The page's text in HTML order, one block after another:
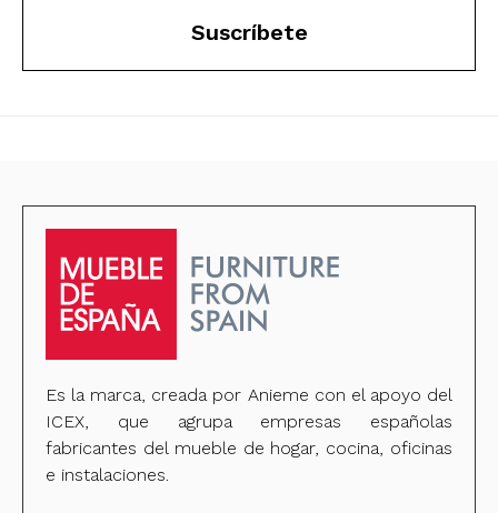
Suscríbete
Es la marca, creada por Anieme con el apoyo del
ICEX, que agrupa empresas españolas
fabricantes del mueble de hogar, cocina, oficinas
e instalaciones.